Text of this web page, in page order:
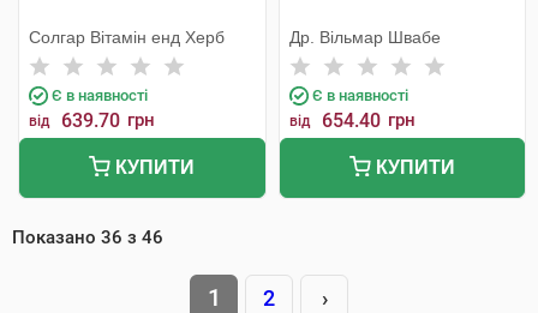
Солгар Вітамін енд Херб
Є в наявності
від 639.70 грн
КУПИТИ
Др. Вільмар Швабе
Є в наявності
від 654.40 грн
КУПИТИ
Показано 36 з 46
1 2 ›